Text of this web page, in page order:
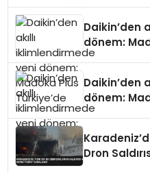
Daikin’den
dönem:
Daikin’den
dönem:
Dron